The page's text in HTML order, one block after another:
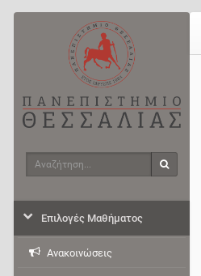
Αναζήτηση
Επιλογές Μαθήματος
Ανακοινώσεις